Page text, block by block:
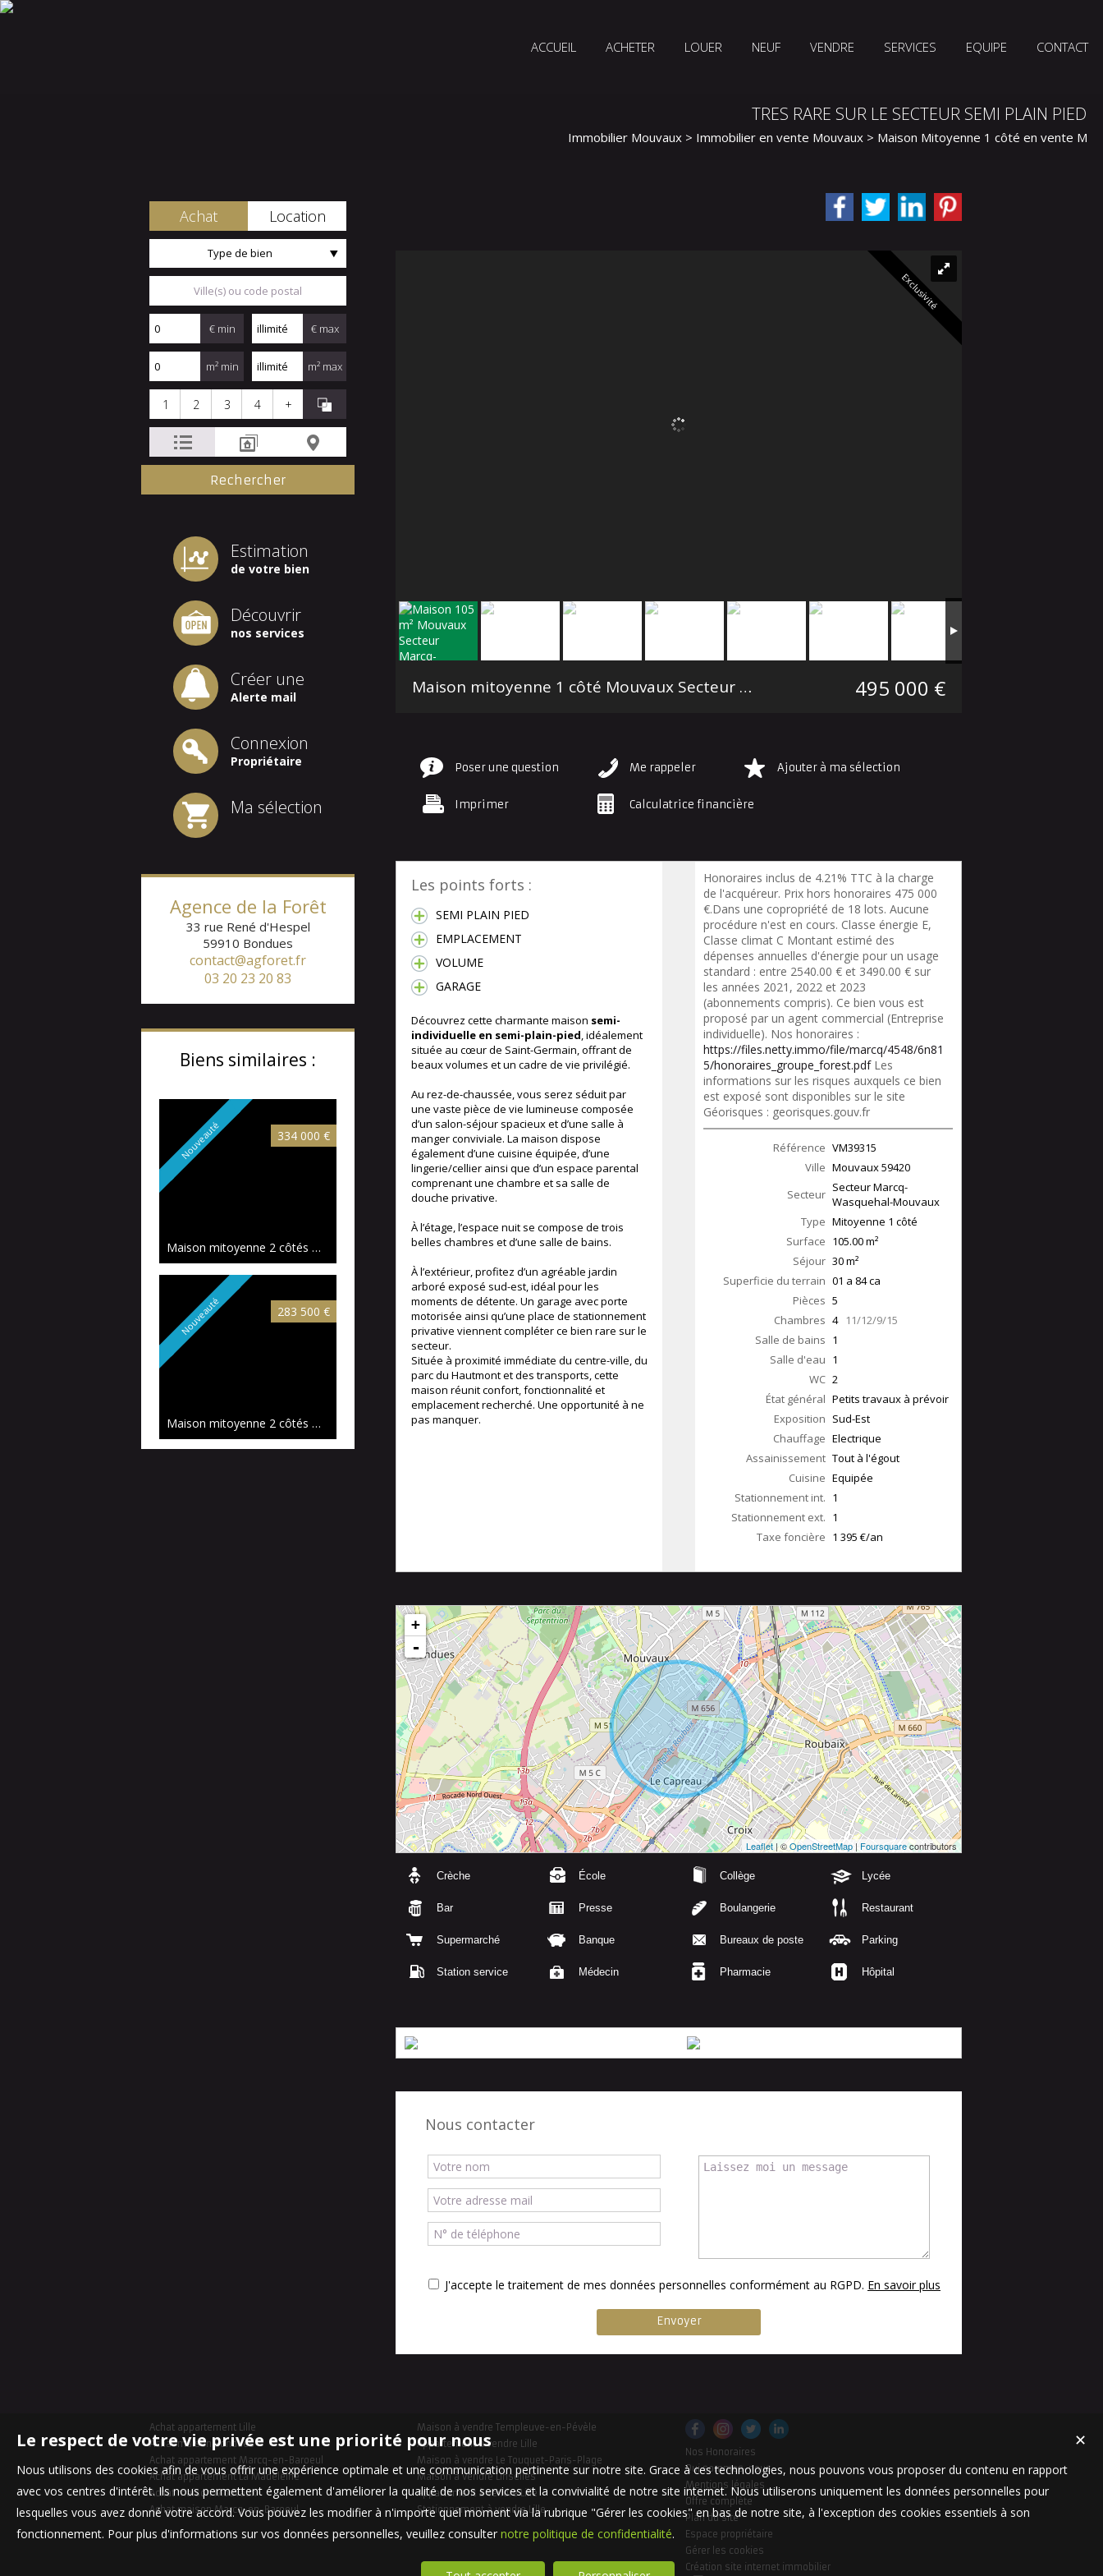
ACCUEIL ACHETER LOUER NEUF VENDRE SERVICES EQUIPE CONTACT
TRES RARE SUR LE SECTEUR SEMI PLAIN PIED
Immobilier Mouvaux > Immobilier en vente Mouvaux > Maison Mitoyenne 1 côté en vente
Achat Location
Type de bien
€ min € max
m² min m² max
1 2 3 4 +
Estimation
de votre bien
Découvrir
nos services
Créer une
Alerte mail
Connexion
Propriétaire
Ma sélection
Agence de la Forêt
33 rue René d'Hespel
59910 Bondues
contact@agforet.fr
03 20 23 20 83
Biens similaires :
Nouveauté 334 000 €
Maison mitoyenne 2 côtés Mouvaux
Nouveauté 283 500 €
Maison mitoyenne 2 côtés Mouvaux
Exclusivité
Maison mitoyenne 1 côté Mouvaux Secteur Marcq-Wasquehal-Mouvaux 495 000 €
Poser une question Me rappeler Ajouter à ma sélection
Imprimer Calculatrice financière
Les points forts :
SEMI PLAIN PIED
EMPLACEMENT
VOLUME
GARAGE
Découvrez cette charmante maison semi-
individuelle en semi-plain-pied, idéalement
située au cœur de Saint-Germain, offrant de
beaux volumes et un cadre de vie privilégié.
Au rez-de-chaussée, vous serez séduit par
une vaste pièce de vie lumineuse composée
d’un salon-séjour spacieux et d’une salle à
manger conviviale. La maison dispose
également d’une cuisine équipée, d’une
lingerie/cellier ainsi que d’un espace parental
comprenant une chambre et sa salle de
douche privative.
À l’étage, l’espace nuit se compose de trois
belles chambres et d’une salle de bains.
À l’extérieur, profitez d’un agréable jardin
arboré exposé sud-est, idéal pour les
moments de détente. Un garage avec porte
motorisée ainsi qu’une place de stationnement
privative viennent compléter ce bien rare sur le
secteur.
Située à proximité immédiate du centre-ville, du
parc du Hautmont et des transports, cette
maison réunit confort, fonctionnalité et
emplacement recherché. Une opportunité à ne
pas manquer.
Honoraires inclus de 4.21% TTC à la charge
de l'acquéreur. Prix hors honoraires 475 000
€.Dans une copropriété de 18 lots. Aucune
procédure n'est en cours. Classe énergie E,
Classe climat C Montant estimé des
dépenses annuelles d'énergie pour un usage
standard : entre 2540.00 € et 3490.00 € sur
les années 2021, 2022 et 2023
(abonnements compris). Ce bien vous est
proposé par un agent commercial (Entreprise
individuelle). Nos honoraires :
https://files.netty.immo/file/marcq/4548/6n81
5/honoraires_groupe_forest.pdfLes
informations sur les risques auxquels ce bien
est exposé sont disponibles sur le site
Géorisques : georisques.gouv.fr
Référence VM39315
Ville Mouvaux59420
Secteur Secteur Marcq-
Wasquehal-Mouvaux
Type Mitoyenne 1 côté
Surface 105.00m²
Séjour 30m²
Superficie du terrain 01 a 84 ca
Pièces 5
Chambres 4 11/12/9/15
Salle de bains 1
Salle d'eau 1
WC 2
État général Petits travaux à prévoir
Exposition Sud-Est
Chauffage Electrique
Assainissement Tout à l'égout
Cuisine Equipée
Stationnement int. 1
Stationnement ext. 1
Taxe foncière 1 395 €/an
+
-
Leaflet | ©OpenStreetMap | Foursquarecontributors
Crèche École Collège Lycée
Bar Presse Boulangerie Restaurant
Supermarché Banque Bureaux de poste Parking
Station service Médecin Pharmacie Hôpital
Nous contacter
J'accepte le traitement de mes données personnelles conformément au RGPD. En savoir plus
Achat appartement Lille
Achat maison Bondues
Achat appartement Marcq-en-Baroeul
Achat appartement La Madeleine
Achat maison Mouvaux
Achat maison Marcq-en-Baroeul
Maison à vendre Templeuve-en-Pévèle
Appartement à vendre Lille
Maison à vendre Le Touquet-Paris-Plage
Maison à vendre Linselles
Appartement à vendre Lille
Stationnement à vendre Lille
Nos Honoraires
Qui sommes-nous
Mentions légales
Offre complète
Plan du site
Espace propriétaire
Gérer les cookies
Création site internet immobilier
✕
Le respect de votre vie privée est une priorité pour nous
Nous utilisons des cookies afin de vous offrir une expérience optimale et une communication pertinente sur notre site. Grace à ces technologies, nous pouvons vous proposer du contenu en rapport
avec vos centres d'intérêt. Ils nous permettent également d'améliorer la qualité de nos services et la convivialité de notre site internet. Nous utiliserons uniquement les données personnelles pour
lesquelles vous avez donné votre accord. Vous pouvez les modifier à n'importe quel moment via la rubrique "Gérer les cookies" en bas de notre site, à l'exception des cookies essentiels à son
fonctionnement. Pour plus d'informations sur vos données personnelles, veuillez consulter notre politique de confidentialité.